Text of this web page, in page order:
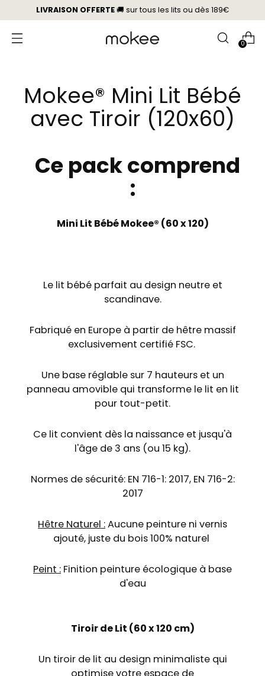
LIVRAISON OFFERTE🚚 sur tous les lits ou dès 189€
0
Mokee® Mini Lit Bébé
avec Tiroir (120x60)
Ce pack comprend
:
Mini Lit Bébé Mokee® (60 x 120)
Le lit bébé parfait au design neutre et
scandinave.
Fabriqué en Europe à partir de hêtre massif
exclusivement certifié FSC.
Une base réglable sur 7 hauteurs et un
panneau amovible qui transforme le lit en lit
pour tout-petit.
Ce lit convient dès la naissance et jusqu'à
l'âge de 3 ans (ou 15 kg).
Normes de sécurité: EN 716-1: 2017, EN 716-2:
2017
Hêtre Naturel :Aucune peinture ni vernis
ajouté, juste du bois 100% naturel
Peint : Finition peinture écologique à base
d'eau
Tiroir de Lit (60 x 120 cm)
Un tiroir de lit au design minimaliste qui